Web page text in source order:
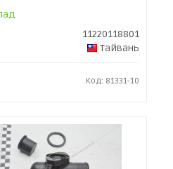
11220118801
Тайвань
Код: 81331-10